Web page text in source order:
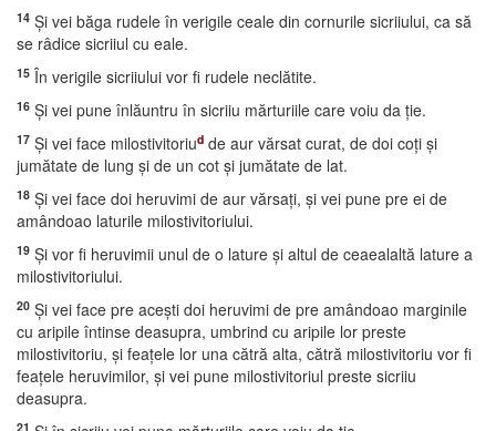
14 Şi vei băga rudele în verigile ceale din cornurile sicriiului, ca să
se râdice sicriiul cu eale.
15 În verigile sicriiului vor fi rudele neclătite.
16 Şi vei pune înlăuntru în sicriiu mărturiile care voiu da ţie.
17 Şi vei face milostivitoriud de aur vărsat curat, de doi coţi şi
jumătate de lung şi de un cot şi jumătate de lat.
18 Şi vei face doi heruvimi de aur vărsaţi, şi vei pune pre ei de
amândoao laturile milostivitoriului.
19 Şi vor fi heruvimii unul de o lature şi altul de ceaealaltă lature a
milostivitoriului.
20 Şi vei face pre aceşti doi heruvimi de pre amândoao marginile
cu aripile întinse deasupra, umbrind cu aripile lor preste
milostivitoriu, şi feaţele lor una cătră alta, cătră milostivitoriu vor fi
feaţele heruvimilor, şi vei pune milostivitoriul preste sicriiu
deasupra.
21